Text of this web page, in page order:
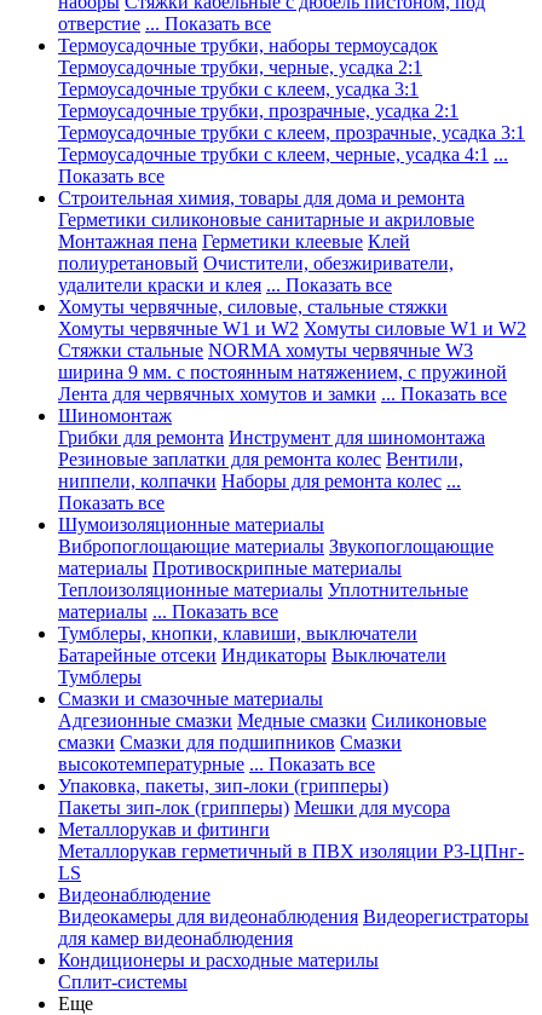
отверстие ... Показать все
Термоусадочные трубки, наборы термоусадок
Термоусадочные трубки, черные, усадка 2:1
Термоусадочные трубки с клеем, усадка 3:1
Термоусадочные трубки, прозрачные, усадка 2:1
Термоусадочные трубки с клеем, прозрачные, усадка 3:1
Термоусадочные трубки с клеем, черные, усадка 4:1 ...
Показать все
Строительная химия, товары для дома и ремонта
Герметики силиконовые санитарные и акриловые
Монтажная пена Герметики клеевые Клей
полиуретановый Очистители, обезжириватели,
удалители краски и клея ... Показать все
Хомуты червячные, силовые, стальные стяжки
Хомуты червячные W1 и W2 Хомуты силовые W1 и W2
Стяжки стальные NORMA хомуты червячные W3
ширина 9 мм. с постоянным натяжением, с пружиной
Лента для червячных хомутов и замки ... Показать все
Шиномонтаж
Грибки для ремонта Инструмент для шиномонтажа
Резиновые заплатки для ремонта колес Вентили,
ниппели, колпачки Наборы для ремонта колес ...
Показать все
Шумоизоляционные материалы
Вибропоглощающие материалы Звукопоглощающие
материалы Противоскрипные материалы
Теплоизоляционные материалы Уплотнительные
материалы ... Показать все
Тумблеры, кнопки, клавиши, выключатели
Батарейные отсеки Индикаторы Выключатели
Тумблеры
Смазки и смазочные материалы
Адгезионные смазки Медные смазки Силиконовые
смазки Смазки для подшипников Смазки
высокотемпературные ... Показать все
Упаковка, пакеты, зип-локи (грипперы)
Пакеты зип-лок (грипперы) Мешки для мусора
Металлорукав и фитинги
Металлорукав герметичный в ПВХ изоляции Р3-ЦПнг-
LS
Видеонаблюдение
Видеокамеры для видеонаблюдения Видеорегистраторы
для камер видеонаблюдения
Кондиционеры и расходные материлы
Сплит-системы
Еще